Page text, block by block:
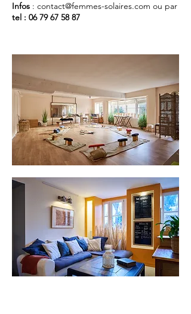
Infos : contact@femmes-solaires.com ou par
tel : 06 79 67 58 87